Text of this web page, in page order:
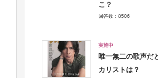
こ？
回答数：8506
実施中
唯一無二の歌声だ
カリストは？